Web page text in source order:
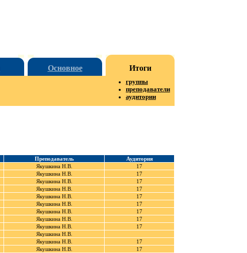
Основное Итоги
группы
преподаватели
аудитории
Преподаватель
Аудитория
Якушкина Н.В.
17
Якушкина Н.В.
17
Якушкина Н.В.
17
Якушкина Н.В.
17
Якушкина Н.В.
17
Якушкина Н.В.
17
Якушкина Н.В.
17
Якушкина Н.В.
17
Якушкина Н.В.
17
Якушкина Н.В.
Якушкина Н.В.
17
Якушкина Н.В.
17